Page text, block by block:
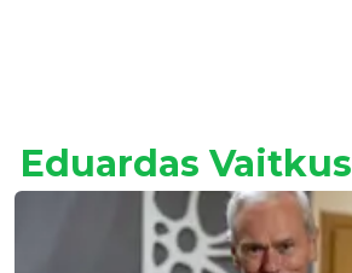
Eduardas Vaitkus